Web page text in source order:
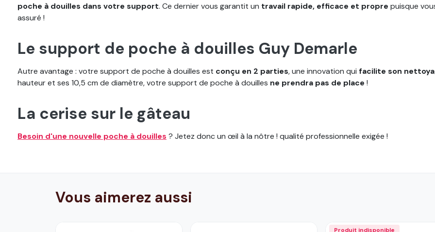
poche à douilles dans votre support. Ce dernier vous garantit un travail rapide, efficace et propre puisque
assuré !
Le support de poche à douilles Guy Demarle
Autre avantage : votre support de poche à douilles est conçu en 2 parties, une innovation qui facilite son
hauteur et ses 10,5 cm de diamètre, votre support de poche à douilles ne prendra pas de place !
La cerise sur le gâteau
Besoin d'une nouvelle poche à douilles ? Jetez donc un œil à la nôtre ! qualité professionnelle exigée !
Vous aimerez aussi
Produit indisponible